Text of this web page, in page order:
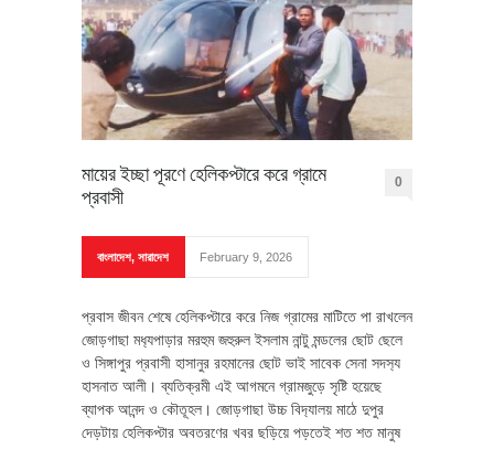
মায়ের ইচ্ছা পূরণে হেলিকপ্টারে করে গ্রামে
প্রবাসী
0
বাংলাদেশ, সারাদেশ February 9, 2026
প্রবাস জীবন শেষে হেলিকপ্টারে করে নিজ গ্রামের মাটিতে পা রাখলেন
জোড়গাছা মধ‍্যপাড়ার মরহুম জহুরুল ইসলাম নান্টু মন্ডলের ছোট ছেলে
ও সিঙ্গাপুর প্রবাসী হাসানুর রহমানের ছোট ভাই সাবেক সেনা সদস‍্য
হাসনাত আলী। ব্যতিক্রমী এই আগমনে গ্রামজুড়ে সৃষ্টি হয়েছে
ব্যাপক আনন্দ ও কৌতূহল। জোড়গাছা উচ্চ বিদ‍্যালয় মাঠে দুপুর
দেড়টায় হেলিকপ্টার অবতরণের খবর ছড়িয়ে পড়তেই শত শত মানুষ